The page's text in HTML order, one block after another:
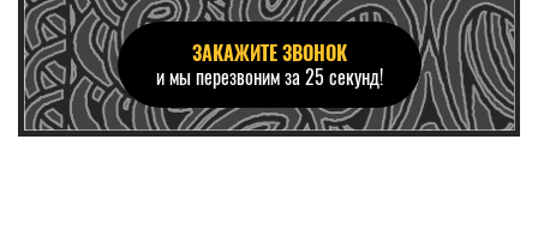
ЗАКАЖИТЕ ЗВОНОК
и мы перезвоним за 25 секунд!